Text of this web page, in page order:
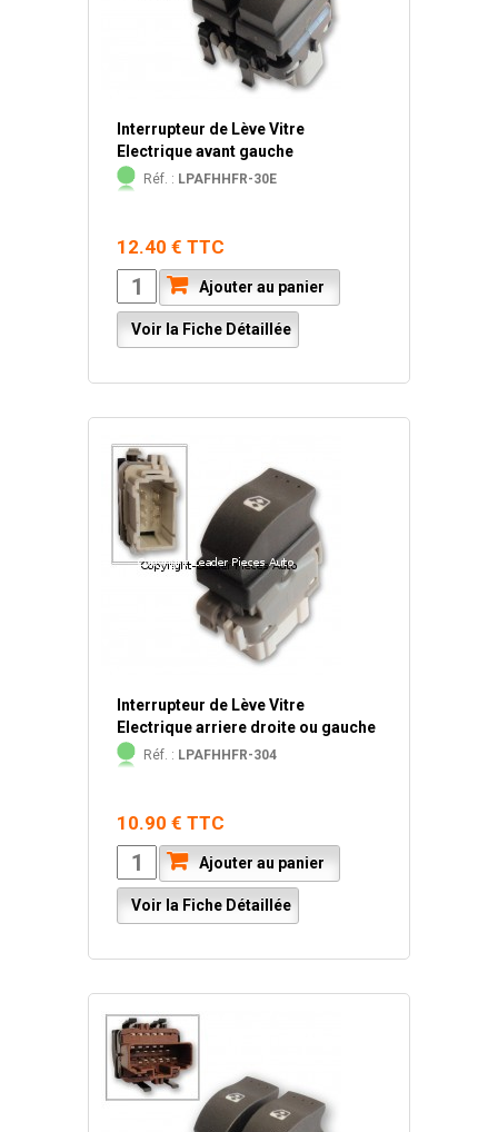
Interrupteur de Lève Vitre
Electrique avant gauche
Réf. : LPAFHHFR-30E
12.40 € TTC
Ajouter au panier
Voir la Fiche Détaillée
Interrupteur de Lève Vitre
Electrique arriere droite ou gauche
Réf. : LPAFHHFR-304
10.90 € TTC
Ajouter au panier
Voir la Fiche Détaillée